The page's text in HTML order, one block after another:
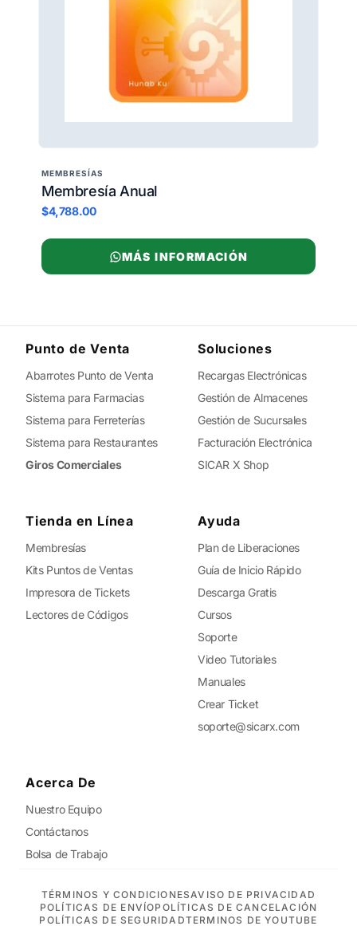
MEMBRESÍAS
Membresía Anual
$4,788.00
MÁS INFORMACIÓN
Punto de Venta
Abarrotes Punto de Venta
Sistema para Farmacias
Sistema para Ferreterías
Sistema para Restaurantes
Giros Comerciales
Soluciones
Recargas Electrónicas
Gestión de Almacenes
Gestión de Sucursales
Facturación Electrónica
SICAR X Shop
Tienda en Línea
Membresías
Kits Puntos de Ventas
Impresora de Tickets
Lectores de Códigos
Ayuda
Plan de Liberaciones
Guía de Inicio Rápido
Descarga Gratis
Cursos
Soporte
Video Tutoriales
Manuales
Crear Ticket
soporte@sicarx.com
Acerca De
Nuestro Equipo
Contáctanos
Bolsa de Trabajo
TÉRMINOS Y CONDICIONESAVISO DE PRIVACIDAD
POLÍTICAS DE ENVÍOPOLÍTICAS DE CANCELACIÓN
POLÍTICAS DE SEGURIDADTERMINOS DE YOUTUBE